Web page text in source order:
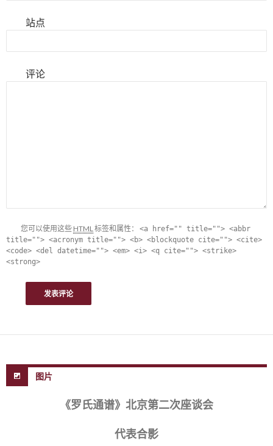
站点
评论
您可以使用这些 HTML标签和属性： <a href="" title=""> <abbr
title=""> <acronym title=""> <b> <blockquote cite=""> <cite>
<code> <del datetime=""> <em> <i> <q cite=""> <strike>
<strong>
图片
《罗氏通谱》北京第二次座谈会
代表合影